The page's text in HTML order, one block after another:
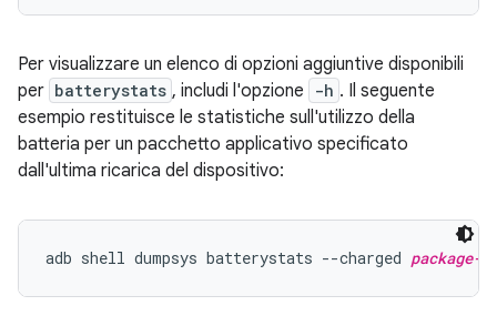
Per visualizzare un elenco di opzioni aggiuntive disponibili
per batterystats , includi l'opzione -h . Il seguente
esempio restituisce le statistiche sull'utilizzo della
batteria per un pacchetto applicativo specificato
dall'ultima ricarica del dispositivo:
adb shell dumpsys batterystats --charged package-